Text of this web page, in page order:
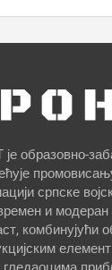
образовно-
српске
и
комбинујући